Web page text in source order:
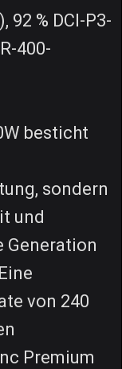
92 % DCI-P3-
400-
besticht
sondern
und
Generation
von 240
Premium